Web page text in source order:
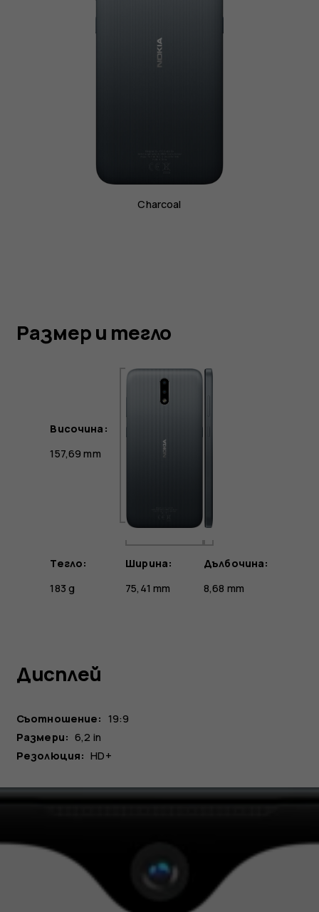
Charcoal
Размер и тегло
Височина:
157,69 mm
Тегло:
183 g
Ширина:
75,41 mm
Дълбочина:
8,68 mm
Дисплей
Съотношение: 19:9
Размери: 6,2 in
Резолюция: HD+